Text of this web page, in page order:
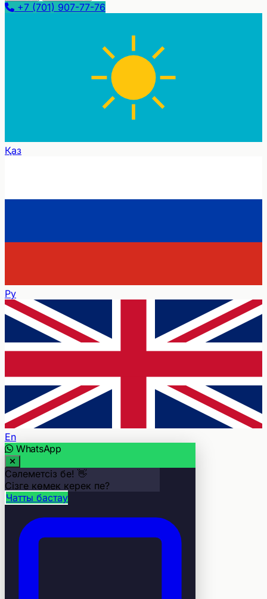
+7 (701) 907-77-76
Қаз
Ру
En
WhatsApp
Сәлеметсіз бе! 👋
Сізге көмек керек пе?
Чатты бастау